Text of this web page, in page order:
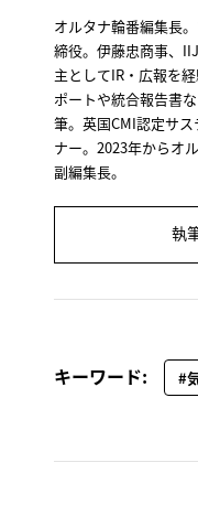
オルタナ輪番編集長
締役。伊藤忠商事、
主としてIR・広報を
ポートや統合報告書
筆。英国CMI認定サス
ナー。2023年からオ
副編集長。
執
キーワード: #